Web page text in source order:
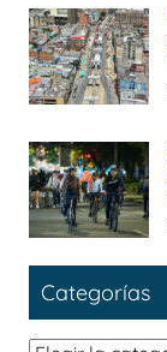
Categorías